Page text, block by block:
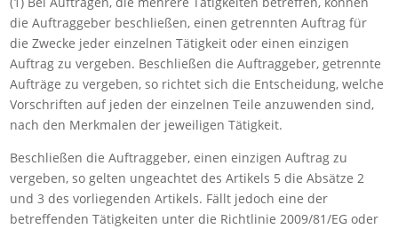
die Auftraggeber beschließen, einen getrennten Auftrag für
die Zwecke jeder einzelnen Tätigkeit oder einen einzigen
Auftrag zu vergeben. Beschließen die Auftraggeber, getrennte
Aufträge zu vergeben, so richtet sich die Entscheidung, welche
Vorschriften auf jeden der einzelnen Teile anzuwenden sind,
nach den Merkmalen der jeweiligen Tätigkeit.
Beschließen die Auftraggeber, einen einzigen Auftrag zu
vergeben, so gelten ungeachtet des Artikels 5 die Absätze 2
und 3 des vorliegenden Artikels. Fällt jedoch eine der
betreffenden Tätigkeiten unter die Richtlinie 2009/81/EG oder